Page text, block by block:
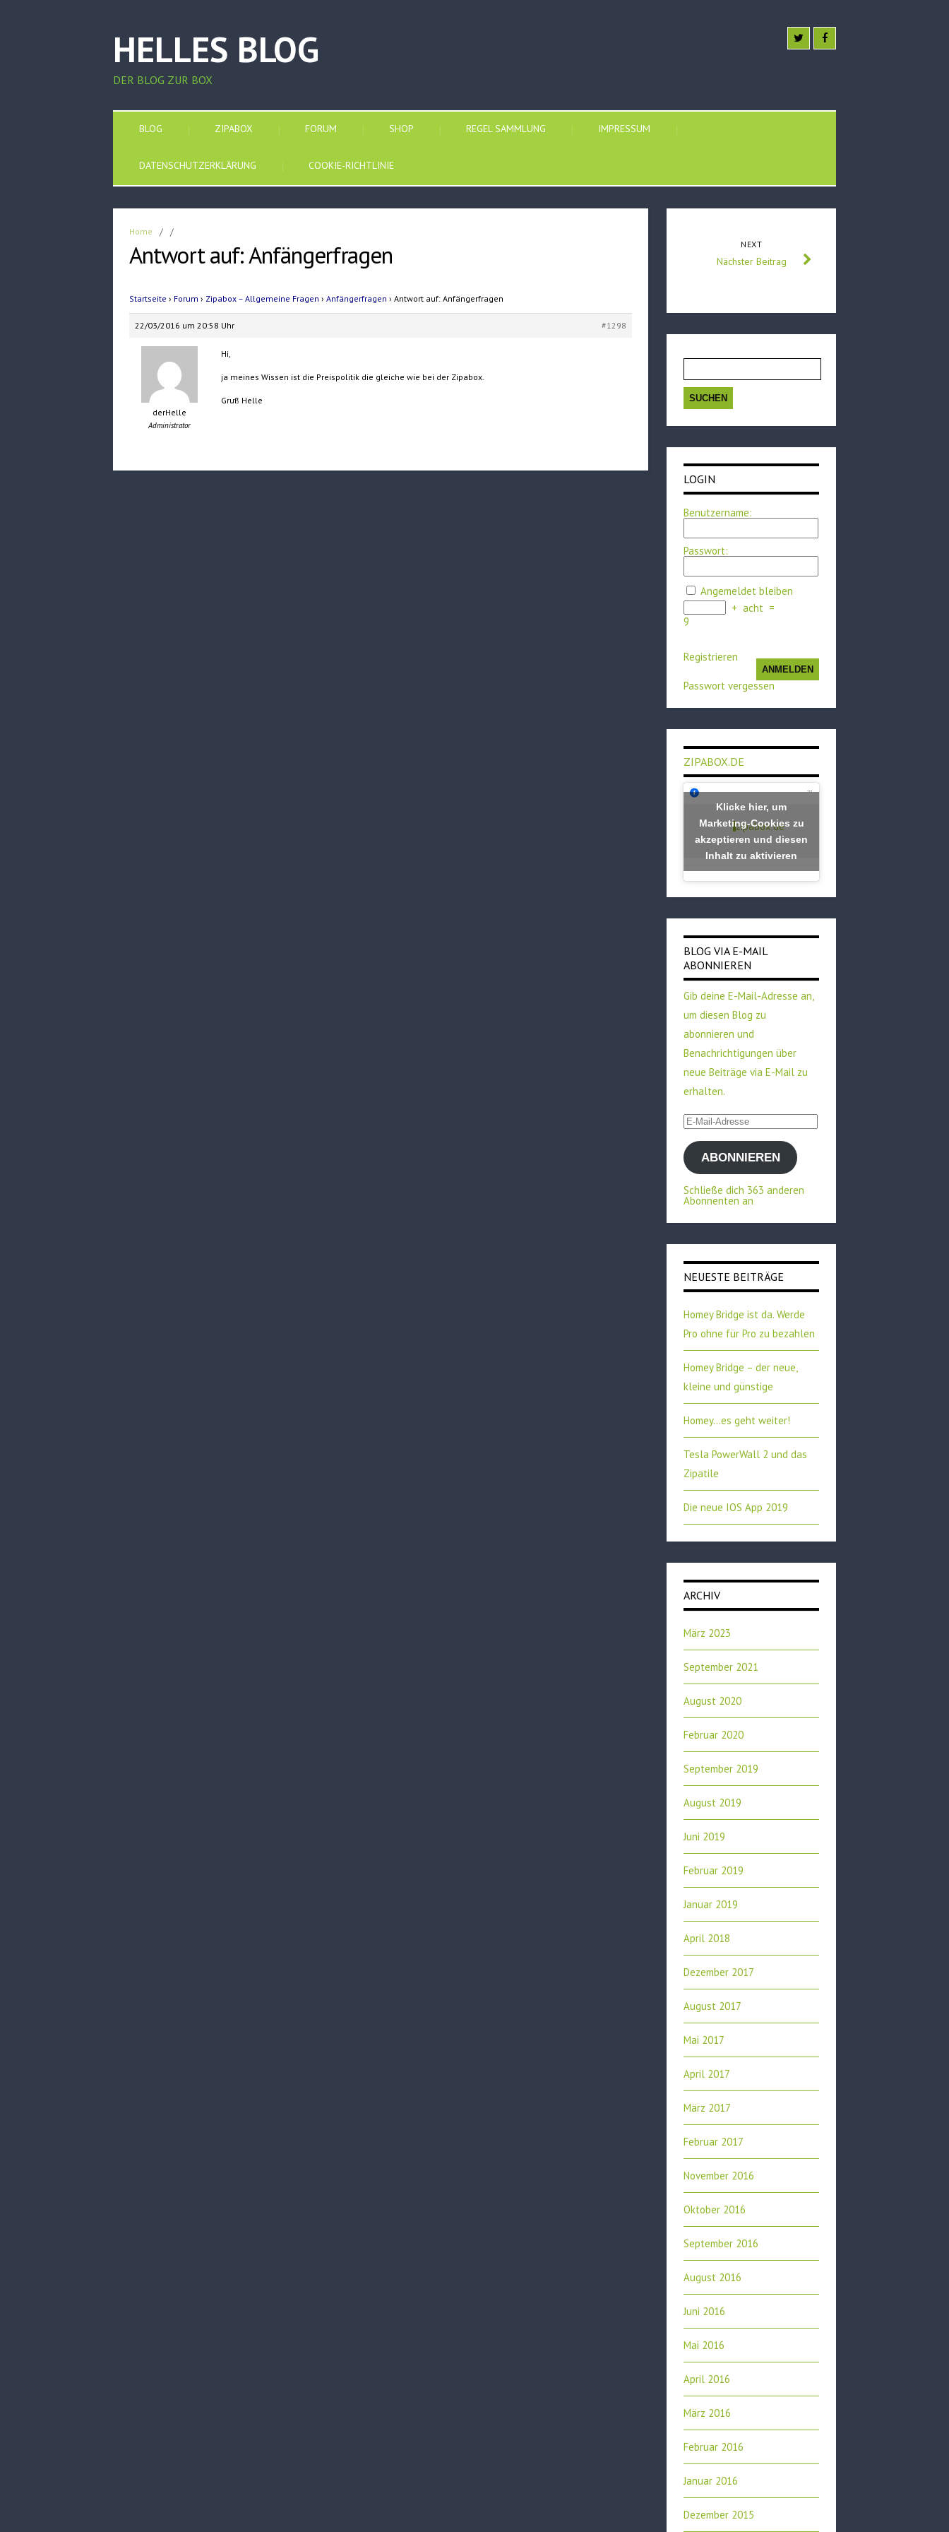
HELLES BLOG
DER BLOG ZUR BOX
BLOG ZIPABOX FORUM SHOP REGEL SAMMLUNG IMPRESSUM
DATENSCHUTZERKLÄRUNG COOKIE-RICHTLINIE
Home / /
Antwort auf: Anfängerfragen
Startseite › Forum › Zipabox – Allgemeine Fragen › Anfängerfragen › Antwort auf: Anfängerfragen
22/03/2016 um 20:58 Uhr #1298
derHelle
Administrator
Hi,
ja meines Wissen ist die Preispolitik die gleiche wie bei der Zipabox.
Gruß Helle
NEXT
Nächster Beitrag
nach:
LOGIN
Benutzername:
Passwort:
Angemeldet bleiben
+ acht =
9
ANMELDEN
Registrieren
Passwort vergessen
ZIPABOX.DE
zipabox.de
Klicke hier, um
Marketing-Cookies zu
akzeptieren und diesen
Inhalt zu aktivieren
BLOG VIA E-MAIL
ABONNIEREN
Gib deine E-Mail-Adresse an,
um diesen Blog zu
abonnieren und
Benachrichtigungen über
neue Beiträge via E-Mail zu
erhalten.
E-
Mail-
AdresseABONNIEREN
Schließe dich 363 anderen
Abonnenten an
NEUESTE BEITRÄGE
Homey Bridge ist da. Werde
Pro ohne für Pro zu bezahlen
Homey Bridge – der neue,
kleine und günstige
Homey…es geht weiter!
Tesla PowerWall 2 und das
Zipatile
Die neue IOS App 2019
ARCHIV
März 2023
September 2021
August 2020
Februar 2020
September 2019
August 2019
Juni 2019
Februar 2019
Januar 2019
April 2018
Dezember 2017
August 2017
Mai 2017
April 2017
März 2017
Februar 2017
November 2016
Oktober 2016
September 2016
August 2016
Juni 2016
Mai 2016
April 2016
März 2016
Februar 2016
Januar 2016
Dezember 2015